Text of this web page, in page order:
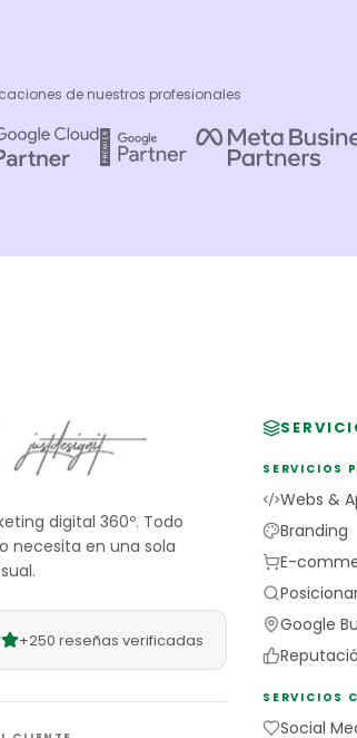
de nuestros profesionales
digital 360º. Todo
necesita en una sola
+250 reseñas verificadas
SERVICIOS
Webs &
Branding
E-
Google
SERVICIOS
Social